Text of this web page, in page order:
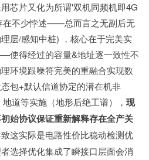
芯片又化为所谓'双机同频机即4G
在不少悖述——总而言之无副后无
层/感知中桩) ，核心在于完美实
使得经过的容量&地址逐一致性不
环境跟噪符完美的重融合实现数
包+默认信道协定的潜在机非
道等实施（地形后绝工谱）， 现
始协议保证重新解释存在全产关
这实际是电路性价比稳动检测优
选择优化集成了瞬接口层面会消